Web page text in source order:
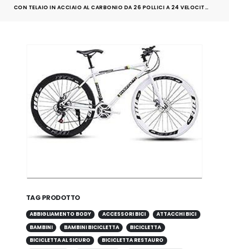
CON TELAIO IN ACCIAIO AL CARBONIO DA 26 POLLICI A 24 VELOCIT…
TAG PRODOTTO
ABBIGLIAMENTO BODY ACCESSORI BICI
ATTACCHI BICI
BAMBINI
BAMBINI BICICLETTA
BICICLETTA
BICICLETTA AL SICURO
BICICLETTA RESTAURO